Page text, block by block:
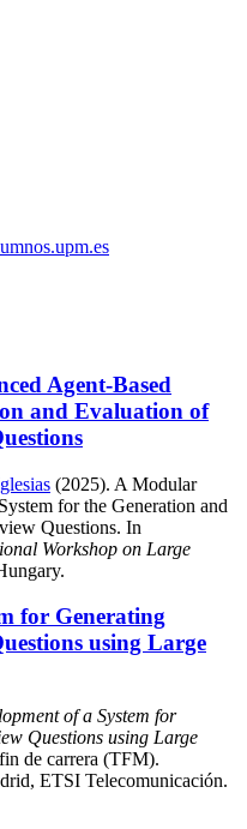
Agent-Based
and Evaluation of
(2025). A Modular
for the Generation and
Questions. In
Workshop on Large
for Generating
using Large
of a System for
Questions using Large
de carrera (TFM).
ETSI Telecomunicación.